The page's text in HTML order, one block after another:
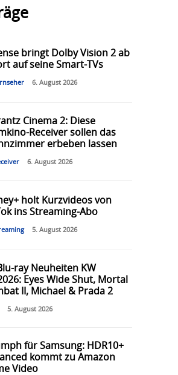
bringt Dolby Vision 2 ab
auf seine Smart-TVs
6. August 2026
Cinema 2: Diese
Receiver sollen das
erbeben lassen
6. August 2026
holt Kurzvideos von
ins Streaming-Abo
5. August 2026
ray Neuheiten KW
Eyes Wide Shut, Mortal
II, Michael & Prada 2
5. August 2026
für Samsung: HDR10+
kommt zu Amazon
Video